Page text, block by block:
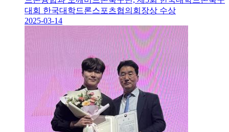
대회 한국대학드론스포츠협의회장상 수상
2025-03-14